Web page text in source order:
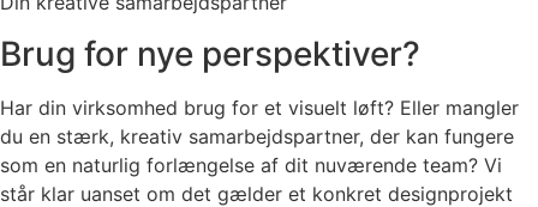
Brug for nye perspektiver?
Har din virksomhed brug for et visuelt løft? Eller mangler
du en stærk, kreativ samarbejdspartner, der kan fungere
som en naturlig forlængelse af dit nuværende team? Vi
står klar uanset om det gælder et konkret designprojekt